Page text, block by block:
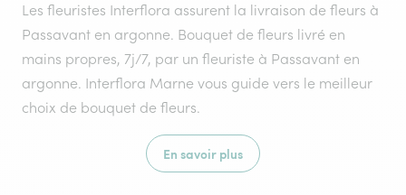
Les fleuristes Interflora assurent la livraison de fleurs à
Passavant en argonne. Bouquet de fleurs livré en
mains propres, 7j/7, par un fleuriste à Passavant en
argonne. Interflora Marne vous guide vers le meilleur
choix de bouquet de fleurs.
En savoir plus